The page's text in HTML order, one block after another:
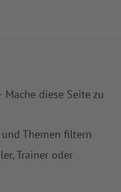
diese Seite zu
Themen filtern
Trainer oder